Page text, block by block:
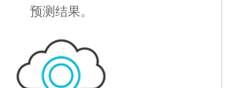
预测结果。